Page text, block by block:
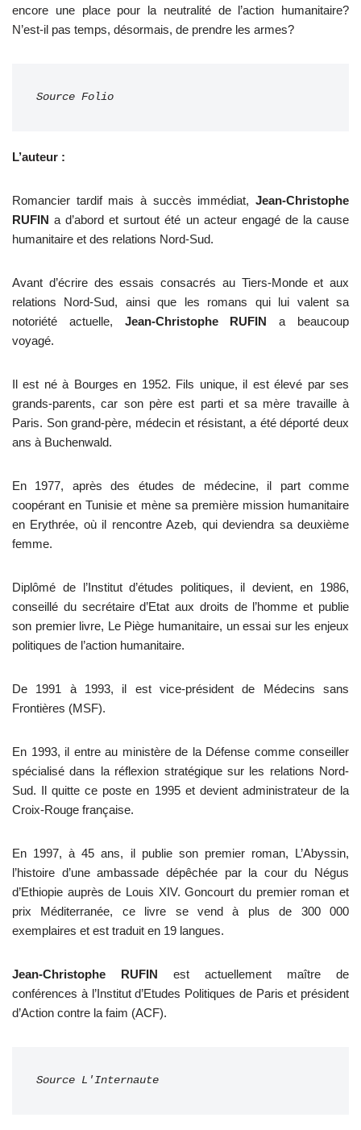
encore une place pour la neutralité de l’action humanitaire?
N’est-il pas temps, désormais, de prendre les armes?
L’auteur :
Romancier tardif mais à succès immédiat, Jean-Christophe
RUFIN a d’abord et surtout été un acteur engagé de la cause
humanitaire et des relations Nord-Sud.
Avant d’écrire des essais consacrés au Tiers-Monde et aux
relations Nord-Sud, ainsi que les romans qui lui valent sa
notoriété actuelle, Jean-Christophe RUFIN a beaucoup
voyagé.
Il est né à Bourges en 1952. Fils unique, il est élevé par ses
grands-parents, car son père est parti et sa mère travaille à
Paris. Son grand-père, médecin et résistant, a été déporté deux
ans à Buchenwald.
En 1977, après des études de médecine, il part comme
coopérant en Tunisie et mène sa première mission humanitaire
en Erythrée, où il rencontre Azeb, qui deviendra sa deuxième
femme.
Diplômé de l’Institut d’études politiques, il devient, en 1986,
conseillé du secrétaire d’Etat aux droits de l’homme et publie
son premier livre, Le Piège humanitaire, un essai sur les enjeux
politiques de l’action humanitaire.
De 1991 à 1993, il est vice-président de Médecins sans
Frontières (MSF).
En 1993, il entre au ministère de la Défense comme conseiller
spécialisé dans la réflexion stratégique sur les relations Nord-
Sud. Il quitte ce poste en 1995 et devient administrateur de la
Croix-Rouge française.
En 1997, à 45 ans, il publie son premier roman, L’Abyssin,
l’histoire d’une ambassade dépêchée par la cour du Négus
d’Ethiopie auprès de Louis XIV. Goncourt du premier roman et
prix Méditerranée, ce livre se vend à plus de 300 000
exemplaires et est traduit en 19 langues.
Jean-Christophe RUFIN est actuellement maître de
conférences à l’Institut d’Etudes Politiques de Paris et président
d’Action contre la faim (ACF).
Source L'Internaute